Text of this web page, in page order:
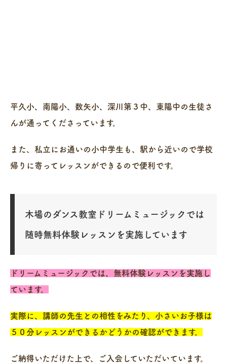
平久小、南陽小、数矢小、深川第３中、東陽中の生徒さ
んが通ってくださっています。
また、私立にお通いの小中学生も、駅から近いので学校
帰りに寄ってレッスンができるので便利です。
木場のダンス教室ドリームミュージックでは
随時無料体験レッスンを実施しています
ドリームミュージックでは、無料体験レッスンを実施し
ています。
実際に、講師の先生との相性をみたり、小さいお子様は
５０分レッスンができるかどうかの確認ができます。
ご納得いただけた上で、ご入会していただいています。